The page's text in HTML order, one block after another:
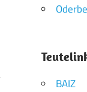
BAIZ